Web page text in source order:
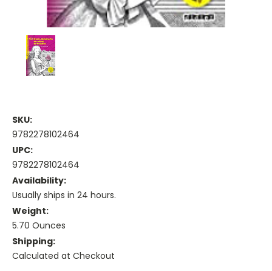
SKU:
9782278102464
UPC:
9782278102464
Availability:
Usually ships in 24 hours.
Weight:
5.70 Ounces
Shipping:
Calculated at Checkout